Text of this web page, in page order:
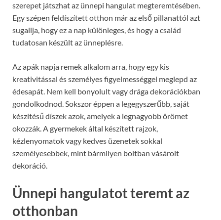
szerepet játszhat az ünnepi hangulat megteremtésében.
Egy szépen feldíszített otthon már az első pillanattól azt
sugallja, hogy ez a nap különleges, és hogy a család
tudatosan készült az ünneplésre.
Az apák napja remek alkalom arra, hogy egy kis
kreativitással és személyes figyelmességgel meglepd az
édesapát. Nem kell bonyolult vagy drága dekorációkban
gondolkodnod. Sokszor éppen a legegyszerűbb, saját
készítésű díszek azok, amelyek a legnagyobb örömet
okozzák. A gyermekek által készített rajzok,
kézlenyomatok vagy kedves üzenetek sokkal
személyesebbek, mint bármilyen boltban vásárolt
dekoráció.
Ünnepi hangulatot teremt az
otthonban